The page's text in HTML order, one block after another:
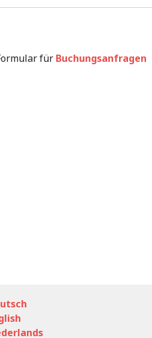
für Buchungsanfragen